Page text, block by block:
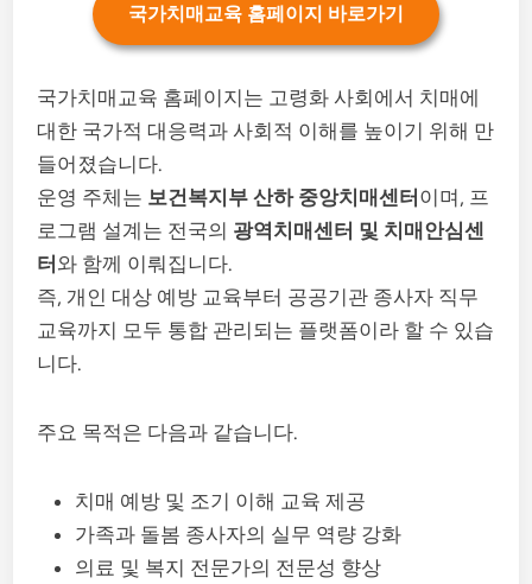
국가치매교육 홈페이지 바로가기
국가치매교육 홈페이지는 고령화 사회에서 치매에
대한 국가적 대응력과 사회적 이해를 높이기 위해 만
들어졌습니다.
운영 주체는 보건복지부 산하 중앙치매센터이며, 프
로그램 설계는 전국의 광역치매센터 및 치매안심센
터와 함께 이뤄집니다.
즉, 개인 대상 예방 교육부터 공공기관 종사자 직무
교육까지 모두 통합 관리되는 플랫폼이라 할 수 있습
니다.
주요 목적은 다음과 같습니다.
치매 예방 및 조기 이해 교육 제공
가족과 돌봄 종사자의 실무 역량 강화
의료 및 복지 전문가의 전문성 향상